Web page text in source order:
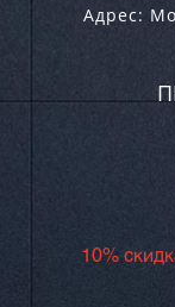
Адрес:
10%